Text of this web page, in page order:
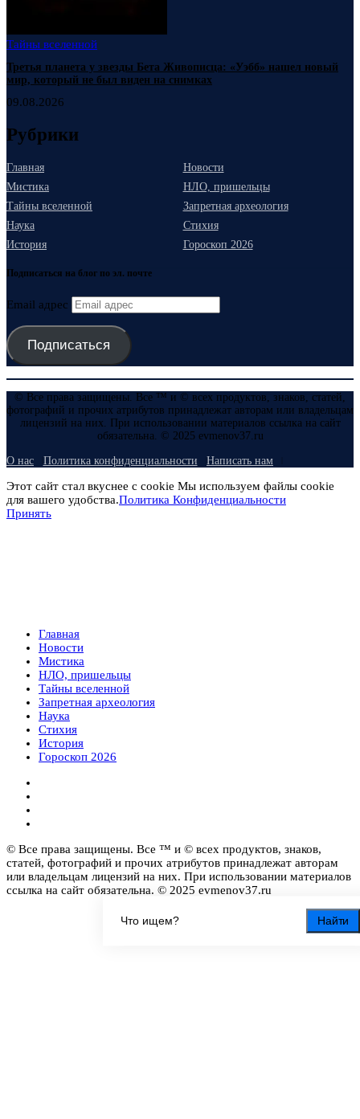
Найти
Тайны вселенной
Третья планета у звезды Бета Живописца: «Уэбб» нашел новый
мир, который не был виден на снимках
09.08.2026
Рубрики
Главная
Новости
Мистика
НЛО, пришельцы
Тайны вселенной
Запретная археология
Наука
Стихия
История
Гороскоп 2026
Подписаться на блог по эл. почте
Email адрес
Подписаться
© Все права защищены. Все ™ и © всех продуктов, знаков, статей,
фотографий и прочих атрибутов принадлежат авторам или владельцам
лицензий на них. При использовании материалов ссылка на сайт
обязательна. © 2025 evmenov37.ru
О нас Политика конфиденциальности Написать нам
Этот сайт стал вкуснее с cookie Мы используем файлы cookie
для вашего удобства.Политика Конфиденциальности
Принять
Главная
Новости
Мистика
НЛО, пришельцы
Тайны вселенной
Запретная археология
Наука
Стихия
История
Гороскоп 2026
© Все права защищены. Все ™ и © всех продуктов, знаков,
статей, фотографий и прочих атрибутов принадлежат авторам
или владельцам лицензий на них. При использовании материалов
ссылка на сайт обязательна. © 2025 evmenov37.ru